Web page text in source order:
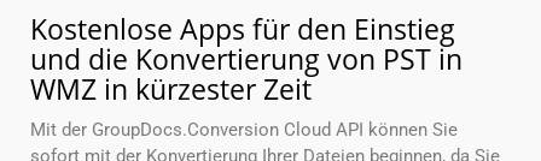
Kostenlose Apps für den Einstieg
und die Konvertierung von PST in
WMZ in kürzester Zeit
Mit der GroupDocs.Conversion Cloud API können Sie
sofort mit der Konvertierung Ihrer Dateien beginnen, da Sie